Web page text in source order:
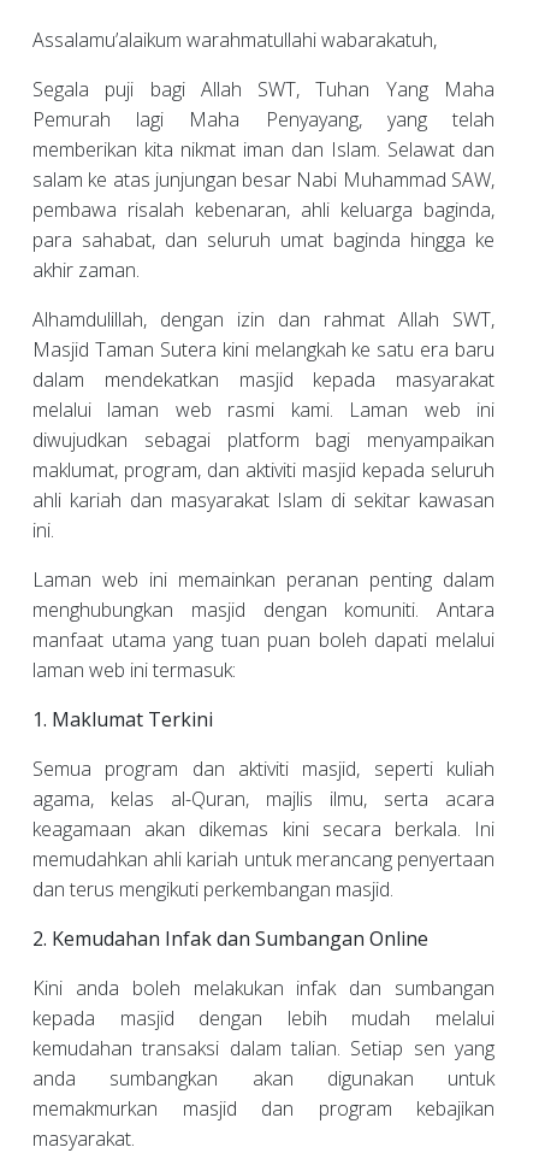
Assalamu’alaikum warahmatullahi wabarakatuh,
Segala puji bagi Allah SWT, Tuhan Yang Maha
Pemurah lagi Maha Penyayang, yang telah
memberikan kita nikmat iman dan Islam. Selawat dan
salam ke atas junjungan besar Nabi Muhammad SAW,
pembawa risalah kebenaran, ahli keluarga baginda,
para sahabat, dan seluruh umat baginda hingga ke
akhir zaman.
Alhamdulillah, dengan izin dan rahmat Allah SWT,
Masjid Taman Sutera kini melangkah ke satu era baru
dalam mendekatkan masjid kepada masyarakat
melalui laman web rasmi kami. Laman web ini
diwujudkan sebagai platform bagi menyampaikan
maklumat, program, dan aktiviti masjid kepada seluruh
ahli kariah dan masyarakat Islam di sekitar kawasan
ini.
Laman web ini memainkan peranan penting dalam
menghubungkan masjid dengan komuniti. Antara
manfaat utama yang tuan puan boleh dapati melalui
laman web ini termasuk:
1. Maklumat Terkini
Semua program dan aktiviti masjid, seperti kuliah
agama, kelas al-Quran, majlis ilmu, serta acara
keagamaan akan dikemas kini secara berkala. Ini
memudahkan ahli kariah untuk merancang penyertaan
dan terus mengikuti perkembangan masjid.
2. Kemudahan Infak dan Sumbangan Online
Kini anda boleh melakukan infak dan sumbangan
kepada masjid dengan lebih mudah melalui
kemudahan transaksi dalam talian. Setiap sen yang
anda sumbangkan akan digunakan untuk
memakmurkan masjid dan program kebajikan
masyarakat.